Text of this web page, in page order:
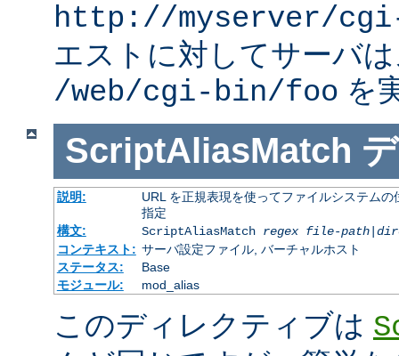
http://myserver/
エストに対してサーバ
/web/cgi-bin/foo を
ScriptAliasMatch
説明:
URL を正規表現を使ってファイルシステム
指定
構文:
ScriptAliasMatch regex file-path|
コンテキスト: サーバ設定ファイル, バーチャルホスト
ステータス:
Base
モジュール:
mod_alias
このディレクティブは